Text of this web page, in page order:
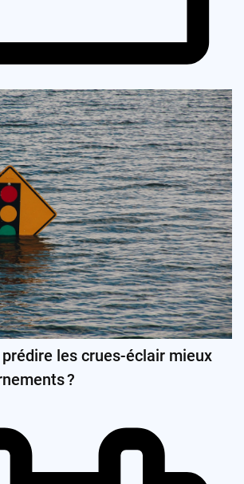
les crues-éclair mieux
?